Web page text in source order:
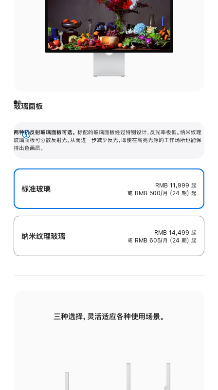
玻璃面板
两种抗反射玻璃面板可选。 标配的玻璃面板经过特别设计，反光率极低。纳米纹理
玻璃面板可分散反射光，从而进一步减少反光，即使在高亮光源的工作场所也能保
持出色画质。
展
开
标准玻璃 RMB 11,999 起
或 RMB 500/月 (24 期) 起
纳米纹理玻璃 RMB 14,499 起
或 RMB 605/月 (24 期) 起
三种选择，灵活适应各种使用场景。